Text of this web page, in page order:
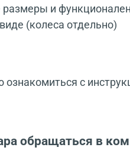
и
(колеса отдельно)
с
обращаться в